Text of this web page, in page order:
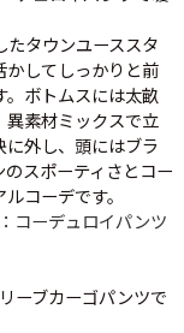
タウンユーススタ
かしてしっかりと前
ボトムスには太畝
異素材ミックスで立
外し、頭にはブラ
スポーティさとコー
コーデです。
コーデュロイパンツ
ーブカーゴパンツで